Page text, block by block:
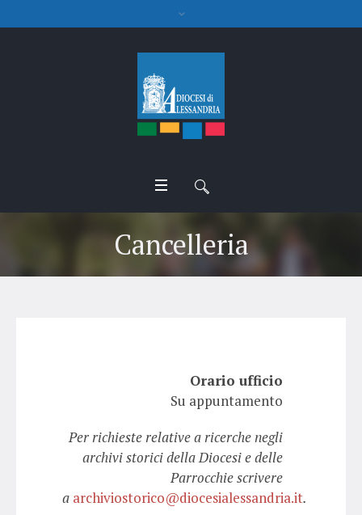
Cancelleria
Orario ufficio
Su appuntamento
Per richieste relative a ricerche negli
archivi storici della Diocesi e delle
Parrocchie scrivere
a archiviostorico@diocesialessandria.it.